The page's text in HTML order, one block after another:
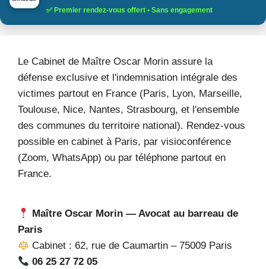
✅ Premier rendez-vous offert • Sans engagement
Le Cabinet de Maître Oscar Morin assure la
défense exclusive et l'indemnisation intégrale des
victimes partout en France (Paris, Lyon, Marseille,
Toulouse, Nice, Nantes, Strasbourg, et l'ensemble
des communes du territoire national). Rendez-vous
possible en cabinet à Paris, par visioconférence
(Zoom, WhatsApp) ou par téléphone partout en
France.
Maître Oscar Morin — Avocat au barreau de
Paris
Cabinet : 62, rue de Caumartin – 75009 Paris
06 25 27 72 05